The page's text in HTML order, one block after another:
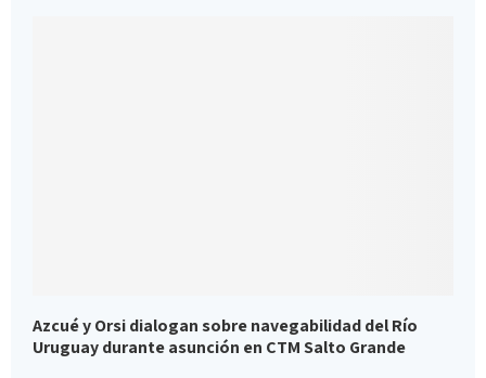
Azcué y Orsi dialogan sobre navegabilidad del Río
Uruguay durante asunción en CTM Salto Grande